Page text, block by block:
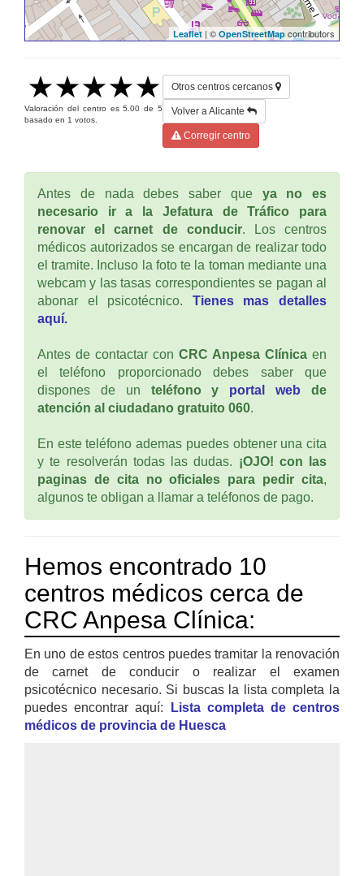
Leaflet | © OpenStreetMap contributors
Valoración del centro es5.00 de5
basado en 1 votos.
Otros centros cercanos
Volver a Alicante
Corregir centro
Antes de nada debes saber que ya no es
necesario ir a la Jefatura de Tráfico para
renovar el carnet de conducir. Los centros
médicos autorizados se encargan de realizar todo
el tramite. Incluso la foto te la toman mediante una
webcam y las tasas correspondientes se pagan al
abonar el psicotécnico. Tienes mas detalles
aquí.
Antes de contactar con CRC Anpesa Clínica en
el teléfono proporcionado debes saber que
dispones de un teléfono y portal web de
atención al ciudadano gratuito 060.
En este teléfono ademas puedes obtener una cita
y te resolverán todas las dudas. ¡OJO! con las
paginas de cita no oficiales para pedir cita,
algunos te obligan a llamar a teléfonos de pago.
Hemos encontrado 10
centros médicos cerca de
CRC Anpesa Clínica:
En uno de estos centros puedes tramitar la renovación
de carnet de conducir o realizar el examen
psicotécnico necesario. Si buscas la lista completa la
puedes encontrar aquí:
Lista completa de centros
médicos de provincia de Huesca